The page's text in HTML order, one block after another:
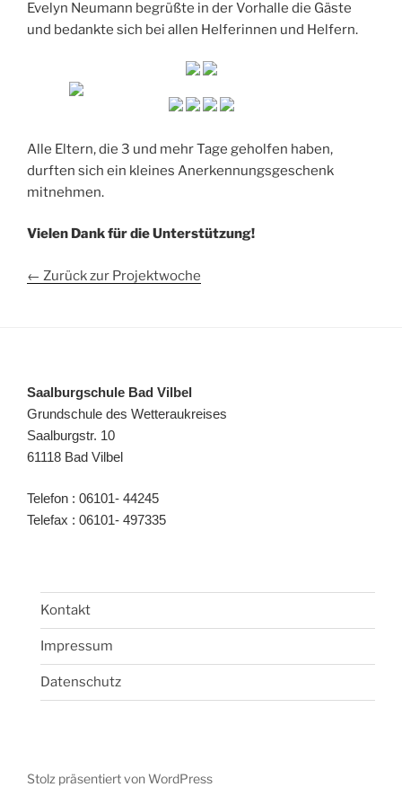
Evelyn Neumann begrüßte in der Vorhalle die Gäste
und bedankte sich bei allen Helferinnen und Helfern.
Alle Eltern, die 3 und mehr Tage geholfen haben,
durften sich ein kleines Anerkennungsgeschenk
mitnehmen.
Vielen Dank für die Unterstützung!
← Zurück zur Projektwoche
Saalburgschule Bad Vilbel
Grundschule des Wetteraukreises
Saalburgstr. 10
61118 Bad Vilbel
Telefon : 06101- 44245
Telefax : 06101- 497335
Kontakt
Impressum
Datenschutz
Stolz präsentiert von WordPress